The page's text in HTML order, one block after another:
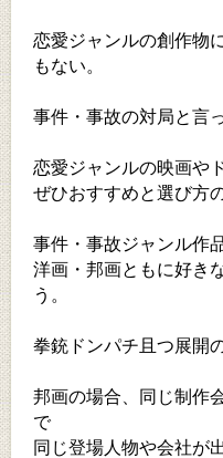
恋愛ジャンルの創作物
もない。
事件・事故の対局と言
恋愛ジャンルの映画や
ぜひおすすめと選び方
事件・事故ジャンル作
洋画・邦画ともに好き
う。
拳銃ドンパチ且つ展開
邦画の場合、同じ制作
で
同じ登場人物や会社が